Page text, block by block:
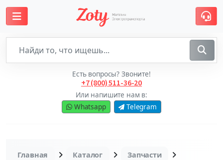
Есть вопросы? Звоните!
+7 (800) 511-36-20
Или напишите нам в:
Whatsapp
Telegram
Главная Каталог Запчасти